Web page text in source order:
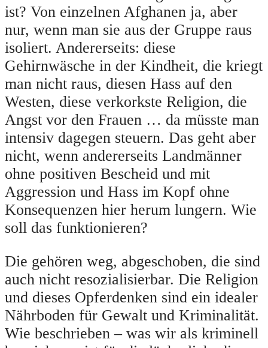
ist? Von einzelnen Afghanen ja, aber
nur, wenn man sie aus der Gruppe raus
isoliert. Andererseits: diese
Gehirnwäsche in der Kindheit, die kriegt
man nicht raus, diesen Hass auf den
Westen, diese verkorkste Religion, die
Angst vor den Frauen … da müsste man
intensiv dagegen steuern. Das geht aber
nicht, wenn andererseits Landmänner
ohne positiven Bescheid und mit
Aggression und Hass im Kopf ohne
Konsequenzen hier herum lungern. Wie
soll das funktionieren?
Die gehören weg, abgeschoben, die sind
auch nicht resozialisierbar. Die Religion
und dieses Opferdenken sind ein idealer
Nährboden für Gewalt und Kriminalität.
Wie beschrieben – was wir als kriminell